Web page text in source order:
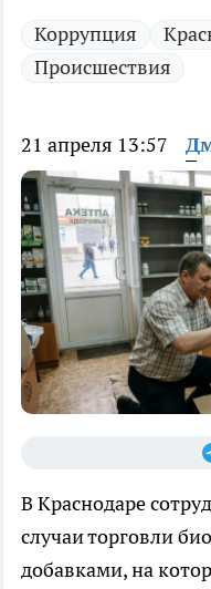
Коррупция
Происшествия
21 апреля 13:57
В Краснодаре
случаи торговли
добавками, на